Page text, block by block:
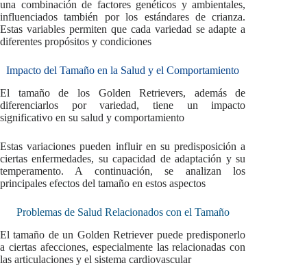
una combinación de factores genéticos y ambientales,
influenciados también por los estándares de crianza.
Estas variables permiten que cada variedad se adapte a
diferentes propósitos y condiciones
Impacto del Tamaño en la Salud y el Comportamiento
El tamaño de los Golden Retrievers, además de
diferenciarlos por variedad, tiene un impacto
significativo en su salud y comportamiento
Estas variaciones pueden influir en su predisposición a
ciertas enfermedades, su capacidad de adaptación y su
temperamento. A continuación, se analizan los
principales efectos del tamaño en estos aspectos
Problemas de Salud Relacionados con el Tamaño
El tamaño de un Golden Retriever puede predisponerlo
a ciertas afecciones, especialmente las relacionadas con
las articulaciones y el sistema cardiovascular